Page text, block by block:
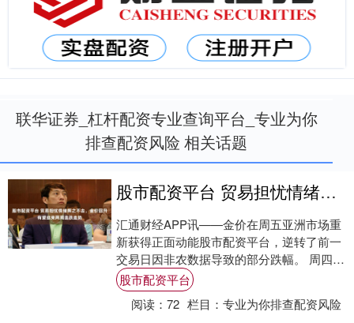
联华证券_杠杆配资专业查询平台_专业为你
排查配资风险 相关话题
股市配资平台 贸易担忧情绪挥之不去，金价回升有望结束两周连跌走势
汇通财经APP讯——金价在周五亚洲市场重
新获得正面动能股市配资平台，逆转了前一
交易日因非农数据导致的部分跌幅。 周四公
布的美国6月非农就业人口增长14.7万
人，....
股市配资平台
阅读：72 栏目：专业为你排查配资风险